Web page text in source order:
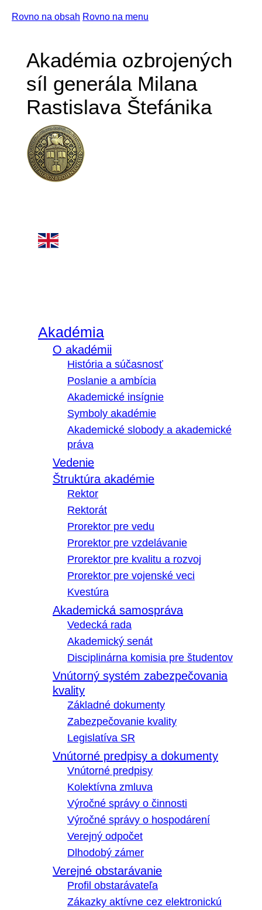
Rovno na obsah Rovno na menu
Akadémia ozbrojených
síl generála Milana
Rastislava Štefánika
Akadémia
O akadémii
História a súčasnosť
Poslanie a ambícia
Akademické insígnie
Symboly akadémie
Akademické slobody a akademické
práva
Vedenie
Štruktúra akadémie
Rektor
Rektorát
Prorektor pre vedu
Prorektor pre vzdelávanie
Prorektor pre kvalitu a rozvoj
Prorektor pre vojenské veci
Kvestúra
Akademická samospráva
Vedecká rada
Akademický senát
Disciplinárna komisia pre študentov
Vnútorný systém zabezpečovania
kvality
Základné dokumenty
Zabezpečovanie kvality
Legislatíva SR
Vnútorné predpisy a dokumenty
Vnútorné predpisy
Kolektívna zmluva
Výročné správy o činnosti
Výročné správy o hospodárení
Verejný odpočet
Dlhodobý zámer
Verejné obstarávanie
Profil obstarávateľa
Zákazky aktívne cez elektronickú